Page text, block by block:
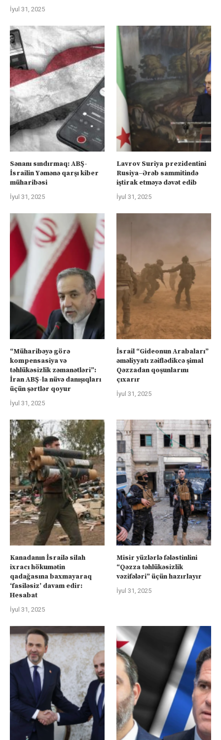
İyul 31, 2025
Sənanı sındırmaq: ABŞ-
İsrailin Yəmənə qarşı kiber
müharibəsi
İyul 31, 2025
Lavrov Suriya prezidentini
Rusiya–Ərəb sammitində
iştirak etməyə dəvət edib
İyul 31, 2025
“Müharibəyə görə
kompensasiya və
təhlükəsizlik zəmanətləri”:
İran ABŞ-la nüvə danışıqları
üçün şərtlər qoyur
İyul 31, 2025
İsrail “Gideonun Arabaları”
əməliyyatı zəiflədikcə şimal
Qəzzadan qoşunlarını
çıxarır
İyul 31, 2025
Kanadanın İsrailə silah
ixracı hökumətin
qadağasına baxmayaraq
‘fasiləsiz’ davam edir:
Hesabat
İyul 31, 2025
Misir yüzlərlə fələstinlini
“Qəzza təhlükəsizlik
vəzifələri” üçün hazırlayır
İyul 31, 2025